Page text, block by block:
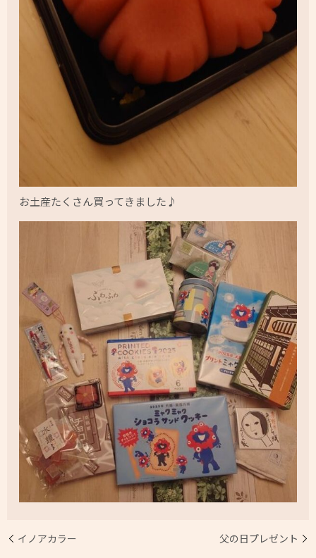
お土産たくさん買ってきました♪
イノアカラー 父の日プレゼント